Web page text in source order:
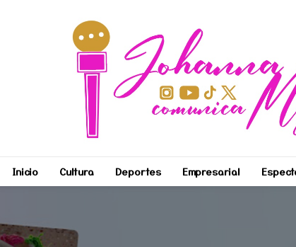
Inicio Cultura Deportes Empresarial